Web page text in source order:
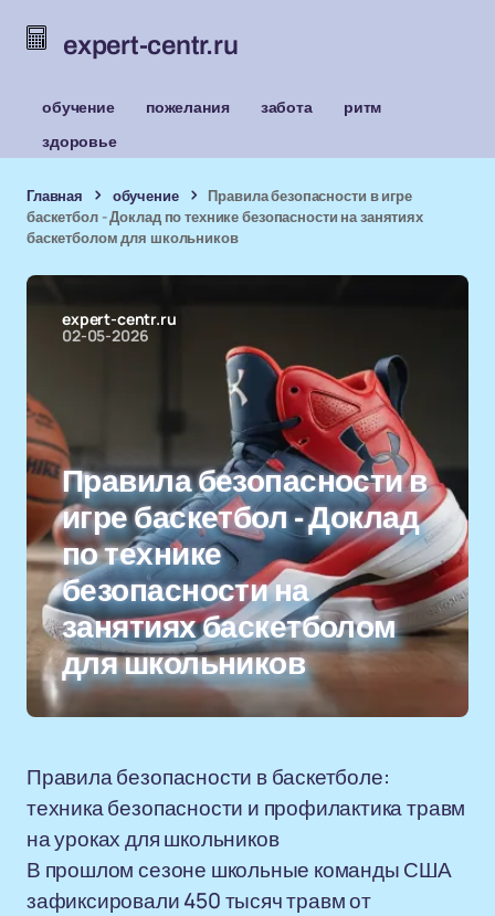
expert-centr.ru
обучение пожелания забота
ритм
здоровье
Главная обучение
Правила безопасности в игре
баскетбол - Доклад по технике безопасности на занятиях
баскетболом для школьников
expert-centr.ru
02-05-2026
Правила безопасности в
игре баскетбол - Доклад
по технике
безопасности на
занятиях баскетболом
для школьников
Правила безопасности в баскетболе:
техника безопасности и профилактика травм
на уроках для школьников
В прошлом сезоне школьные команды США
зафиксировали 450 тысяч травм от